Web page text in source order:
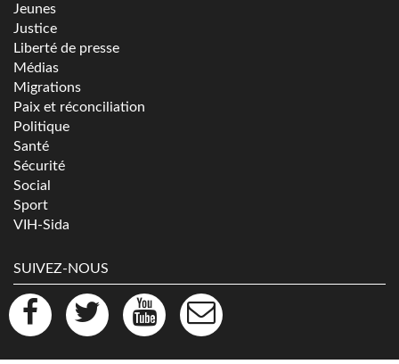
Jeunes
Justice
Liberté de presse
Médias
Migrations
Paix et réconciliation
Politique
Santé
Sécurité
Social
Sport
VIH-Sida
SUIVEZ-NOUS